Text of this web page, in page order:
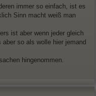
immer so einfach, ist es
Sinn macht weiß man
ist aber wenn jeder gleich
so als wolle hier jemand
hingenommen.